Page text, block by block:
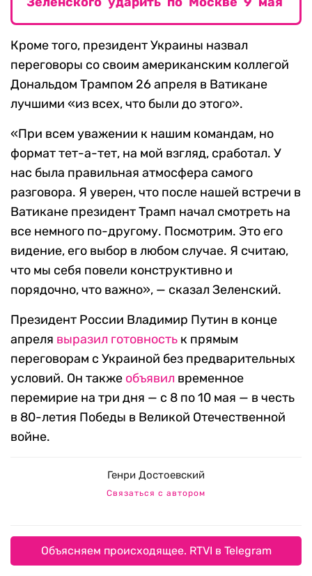
Кроме того, президент Украины назвал
переговоры со своим американским коллегой
Дональдом Трампом 26 апреля в Ватикане
лучшими «из всех, что были до этого».
«При всем уважении к нашим командам, но
формат тет-а-тет, на мой взгляд, сработал. У
нас была правильная атмосфера самого
разговора. Я уверен, что после нашей встречи в
Ватикане президент Трамп начал смотреть на
все немного по-другому. Посмотрим. Это его
видение, его выбор в любом случае. Я считаю,
что мы себя повели конструктивно и
порядочно, что важно», — сказал Зеленский.
Президент России Владимир Путин в конце
апреля выразил готовность к прямым
переговорам с Украиной без предварительных
условий. Он также объявил временное
перемирие на три дня — с 8 по 10 мая — в честь
в 80-летия Победы в Великой Отечественной
войне.
Генри Достоевский
Связаться с автором
Объясняем происходящее. RTVI в Telegram